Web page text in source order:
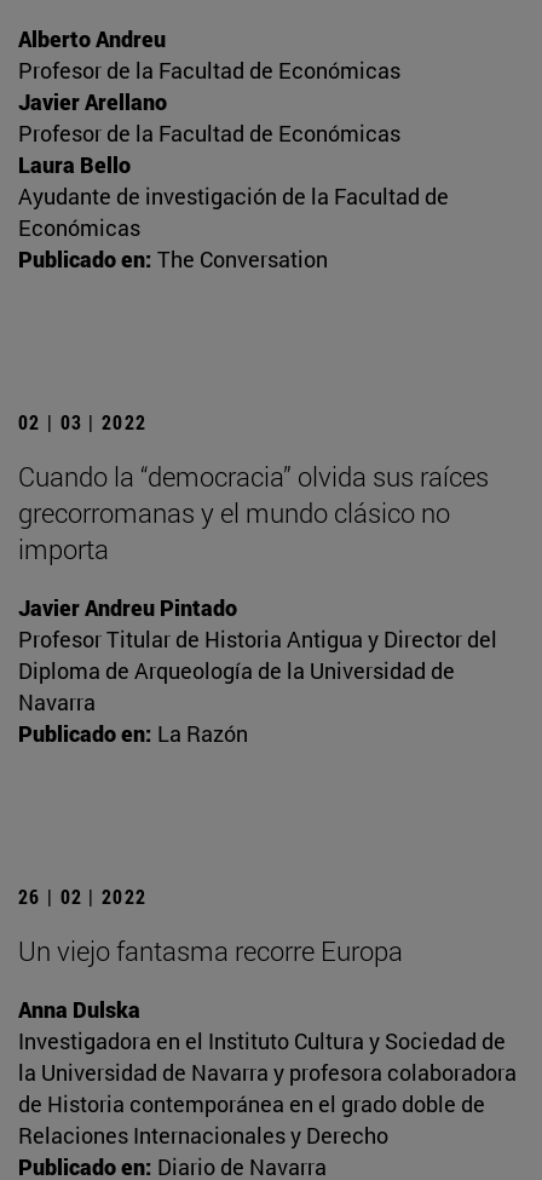
Alberto Andreu
Profesor de la Facultad de Económicas
Javier Arellano
Profesor de la Facultad de Económicas
Laura Bello
Ayudante de investigación de la Facultad de
Económicas
Publicado en: The Conversation
02 | 03 | 2022
Cuando la “democracia” olvida sus raíces
grecorromanas y el mundo clásico no
importa
Javier Andreu Pintado
Profesor Titular de Historia Antigua y Director del
Diploma de Arqueología de la Universidad de
Navarra
Publicado en: La Razón
26 | 02 | 2022
Un viejo fantasma recorre Europa
Anna Dulska
Investigadora en el Instituto Cultura y Sociedad de
la Universidad de Navarra y profesora colaboradora
de Historia contemporánea en el grado doble de
Relaciones Internacionales y Derecho
Publicado en: Diario de Navarra